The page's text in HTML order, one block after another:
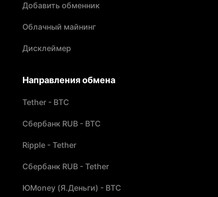
Добавить обменник
Облачный майнинг
Дисклеймер
Направления обмена
Tether - BTC
Сбербанк RUB - BTC
Ripple - Tether
Сбербанк RUB - Tether
ЮMoney (Я.Деньги) - BTC